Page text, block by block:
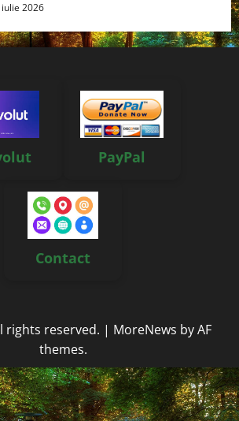
2026
PayPal
Contact
rights reserved. | MoreNews by AF
themes.